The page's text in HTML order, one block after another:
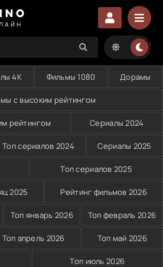
4K Фильмы 1080 Дорамы
с высоким рейтингом
рейтингом Сериалы 2024
Топ сериалов 2024 Сериалы 2025
Топ сериалов 2025
2025 Рейтинг фильмов 2026
Топ январь 2026 Топ февраль 2026
Топ апрель 2026 Топ май 2026
Топ июль 2026